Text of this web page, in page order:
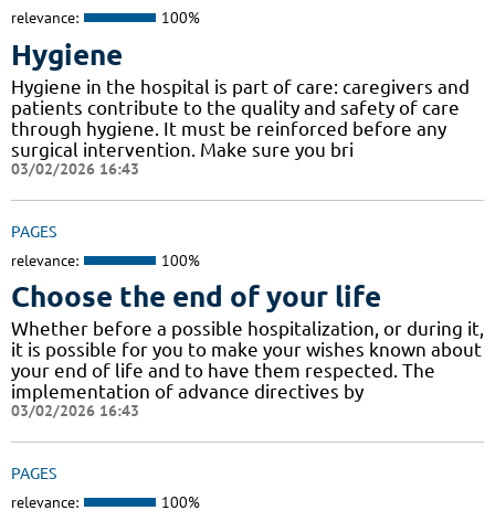
relevance: 100%
Hygiene
Hygiene in the hospital is part of care: caregivers and
patients contribute to the quality and safety of care
through hygiene. It must be reinforced before any
surgical intervention. Make sure you bri
03/02/2026 16:43
PAGES
relevance: 100%
Choose the end of your life
Whether before a possible hospitalization, or during it,
it is possible for you to make your wishes known about
your end of life and to have them respected. The
implementation of advance directives by
03/02/2026 16:43
PAGES
relevance: 100%